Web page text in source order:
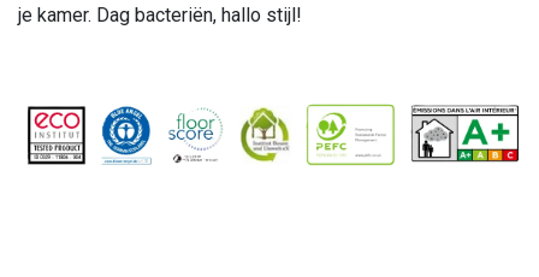
je kamer. Dag bacteriën, hallo stijl!